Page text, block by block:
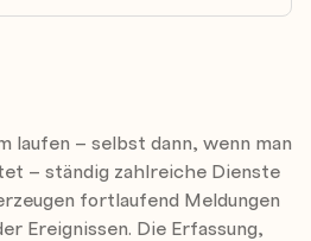
laufen – selbst dann, wenn man
– ständig zahlreiche Dienste
fortlaufend Meldungen
Ereignissen. Die Erfassung,